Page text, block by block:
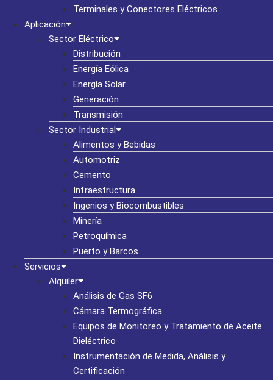
Terminales y Conectores Eléctricos
Aplicación
Sector Eléctrico
Distribución
Energía Eólica
Energía Solar
Generación
Transmisión
Sector Industrial
Alimentos y Bebidas
Automotriz
Cemento
Infraestructura
Ingenios y Biocombustibles
Minería
Petroquímica
Puerto y Barcos
Servicios
Alquiler
Análisis de Gas SF6
Cámara Termográfica
Equipos de Monitoreo y Tratamiento de Aceite
Dieléctrico
Instrumentación de Medida, Análisis y
Certificación